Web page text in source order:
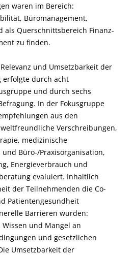
waren im Bereich:
Büromanagement,
als Querschnittsbereich Finanz-
zu finden.
und Umsetzbarkeit der
erfolgte durch acht
und durch sechs
In der Fokusgruppe
aus den
Verschreibungen,
medizinische
Büro-/Praxisorganisation,
Energieverbrauch und
evaluiert. Inhaltlich
der Teilnehmenden die Co-
Patientengesundheit
Barrieren wurden:
und Mangel an
und gesetzlichen
Umsetzbarkeit der